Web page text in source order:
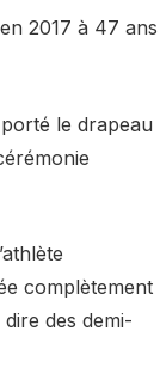
2017 à 47 ans
le drapeau
complètement
des demi-